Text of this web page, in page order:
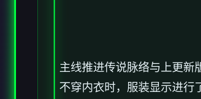
主线推进传说脉络与上更新
不穿内衣时，服装显示进行